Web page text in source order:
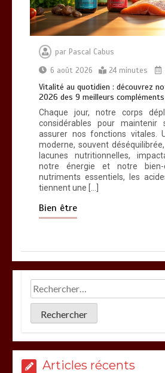
par Pascal Cabus
6 août 2026
24 minutes
Vitalité au quotidien : découvrez
2026 des 9 meilleurs compléments
Chaque jour, notre corps
considérables pour maintenir
assurer nos fonctions vitales.
moderne, souvent
lacunes nutritionnelles,
notre énergie et notre
nutriments essentiels, les
tiennent une […]
Bien être
Articles récents